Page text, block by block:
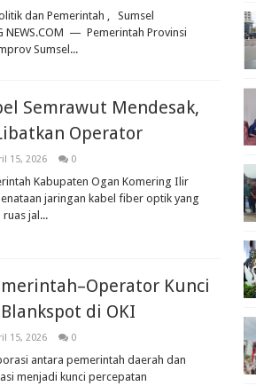
dan Pemerintah , Sumsel
NEWS.COM — Pemerintah Provinsi
Sumsel...
Semrawut Mendesak,
Operator
15, 2026 0
Kabupaten Ogan Komering Ilir
jaringan kabel fiber optik yang
jal...
Kunci
di OKI
15, 2026 0
antara pemerintah daerah dan
menjadi kunci percepatan